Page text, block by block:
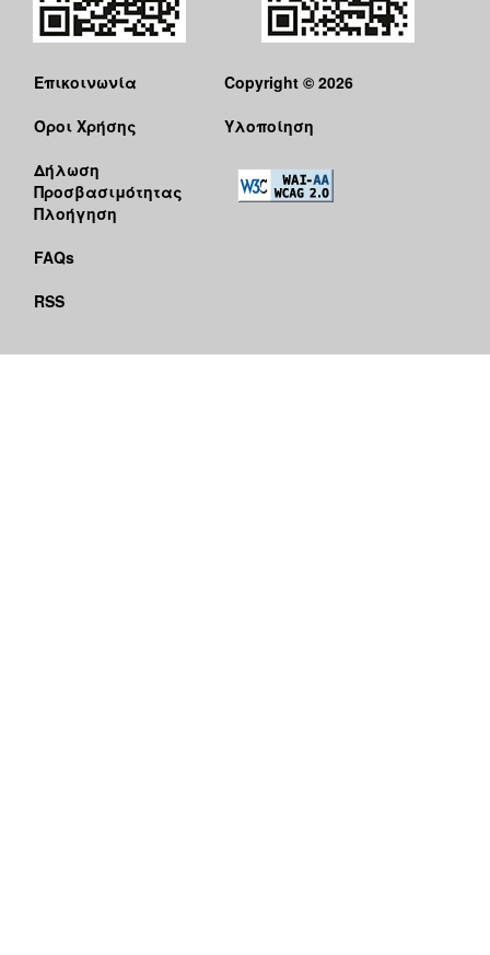
Επικοινωνία
Όροι Χρήσης
Δήλωση
Προσβασιμότητας
Πλοήγηση
FAQs
RSS
Copyright © 2026
Υλοποίηση